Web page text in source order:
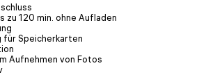
zu 120 min. ohne Aufladen
Speicherkarten
Aufnehmen von Fotos